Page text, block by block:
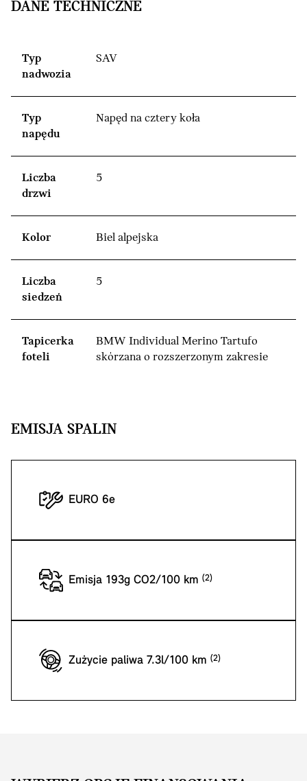
DANE TECHNICZNE
Typ
nadwozia
SAV
Typ
napędu
Napęd na cztery koła
Liczba
drzwi
5
Kolor Biel alpejska
Liczba
siedzeń
5
Tapicerka
foteli
BMW Individual Merino Tartufo
skórzana o rozszerzonym zakresie
EMISJA SPALIN
EURO 6e
Emisja 193g CO2/100 km
Zużycie paliwa 7.3l/100 km